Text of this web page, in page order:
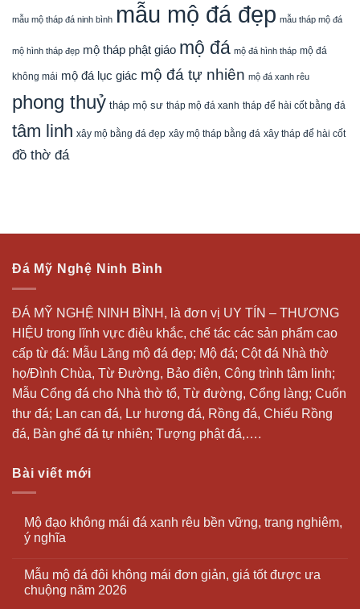
mẫu mộ tháp đá ninh bình mẫu mộ đá đẹp mẫu tháp mộ đá
mộ hình tháp đẹp mộ tháp phật giáo mộ đá mộ đá hình tháp mộ đá
không mái mộ đá lục giác mộ đá tự nhiên mộ đá xanh rêu
phong thuỷ tháp mộ sư tháp mộ đá xanh tháp để hài cốt bằng đá
tâm linh xây mộ bằng đá đẹp xây mộ tháp bằng đá xây tháp để hài cốt
đồ thờ đá
Đá Mỹ Nghệ Ninh Bình
ĐÁ MỸ NGHỆ NINH BÌNH, là đơn vị UY TÍN – THƯƠNG
HIỆU trong lĩnh vực điêu khắc, chế tác các sản phẩm cao
cấp từ đá: Mẫu Lăng mộ đá đẹp; Mộ đá; Cột đá Nhà thờ
họ/Đình Chùa, Từ Đường, Bảo điện, Công trình tâm linh;
Mẫu Cổng đá cho Nhà thờ tổ, Từ đường, Cổng làng; Cuốn
thư đá; Lan can đá, Lư hương đá, Rồng đá, Chiếu Rồng
đá, Bàn ghế đá tự nhiên; Tượng phật đá,….
Bài viết mới
Mộ đạo không mái đá xanh rêu bền vững, trang nghiêm,
ý nghĩa
Mẫu mộ đá đôi không mái đơn giản, giá tốt được ưa
chuộng năm 2026